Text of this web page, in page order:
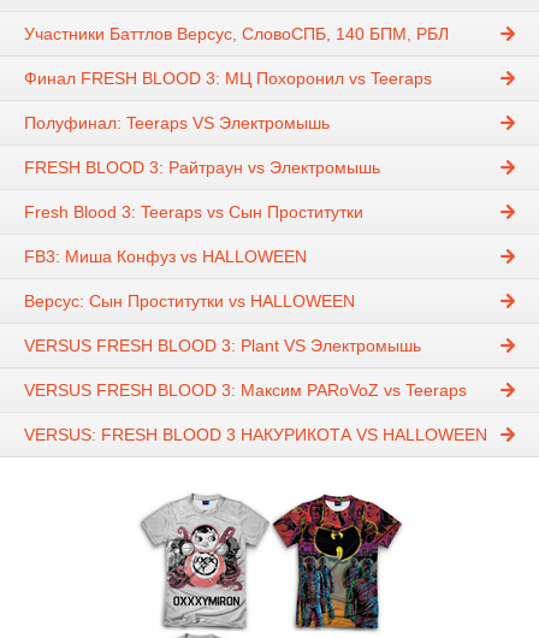
Участники Баттлов Версус, СловоСПБ, 140 БПМ, РБЛ
Финал FRESH BLOOD 3: МЦ Похоронил vs Teeraps
Полуфинал: Teeraps VS Электромышь
FRESH BLOOD 3: Райтраун vs Электромышь
Fresh Blood 3: Teeraps vs Сын Проститутки
FB3: Миша Конфуз vs HALLOWEEN
Версус: Сын Проститутки vs HALLOWEEN
VERSUS FRESH BLOOD 3: Plant VS Электромышь
VERSUS FRESH BLOOD 3: Максим PARoVoZ vs Teeraps
VERSUS: FRESH BLOOD 3 НАКУРИКОТА VS HALLOWEEN